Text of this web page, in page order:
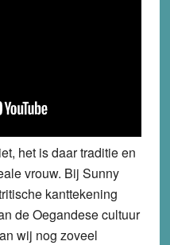
het is daar traditie en
vrouw. Bij Sunny
kanttekening
de Oegandese cultuur
wij nog zoveel